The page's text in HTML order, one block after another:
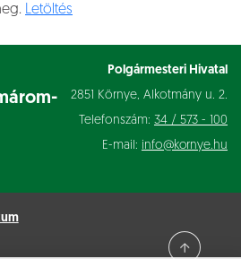
Letöltés
Polgármesteri Hivatal
2851 Környe, Alkotmány u. 2.
Telefonszám: 34 / 573 - 100
E-mail: info@kornye.hu